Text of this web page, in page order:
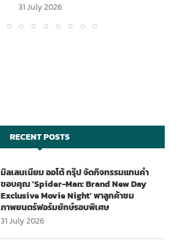
31 July 2026
RECENT POSTS
มิลเลนเนียม ออโต้ กรุ๊ป จัดกิจกรรมแทนคำ
ขอบคุณ ‘Spider-Man: Brand New Day
Exclusive Movie Night’ พาลูกค้าชม
ภาพยนตร์ฟอร์มยักษ์รอบพิเศษ
31 July 2026